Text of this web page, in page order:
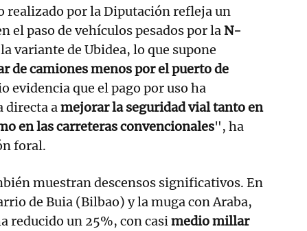
realizado por la Diputación refleja un
el paso de vehículos pesados por la N-
variante de Ubidea, lo que supone
de camiones menos por el puerto de
evidencia que el pago por uso ha
directa amejorar la seguridad vial tanto en
en las carreteras convencionales", ha
foral.
muestran descensos significativos. En
de Buia (Bilbao) y la muga con Araba,
reducido un 25%, con casimedio millar